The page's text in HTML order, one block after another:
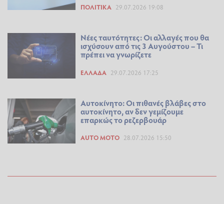
ΠΟΛΙΤΙΚΆ 29.07.2026 19:08
Νέες ταυτότητες: Οι αλλαγές που θα
ισχύσουν από τις 3 Αυγούστου – Τι
πρέπει να γνωρίζετε
ΕΛΛΆΔΑ 29.07.2026 17:25
Αυτοκίνητο: Οι πιθανές βλάβες στο
αυτοκίνητο, αν δεν γεμίζουμε
επαρκώς το ρεζερβουάρ
AUTO MOTO 28.07.2026 15:50